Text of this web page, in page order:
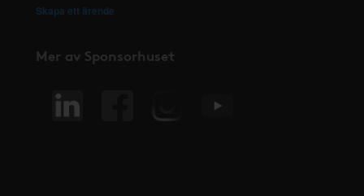
Skapa ett ärende
Mer av Sponsorhuset